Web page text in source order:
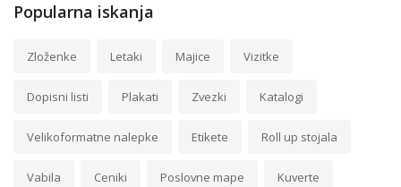
Popularna iskanja
Zloženke Letaki Majice Vizitke
Dopisni listi Plakati Zvezki Katalogi
Velikoformatne nalepke Etikete Roll up stojala
Vabila Ceniki Poslovne mape Kuverte